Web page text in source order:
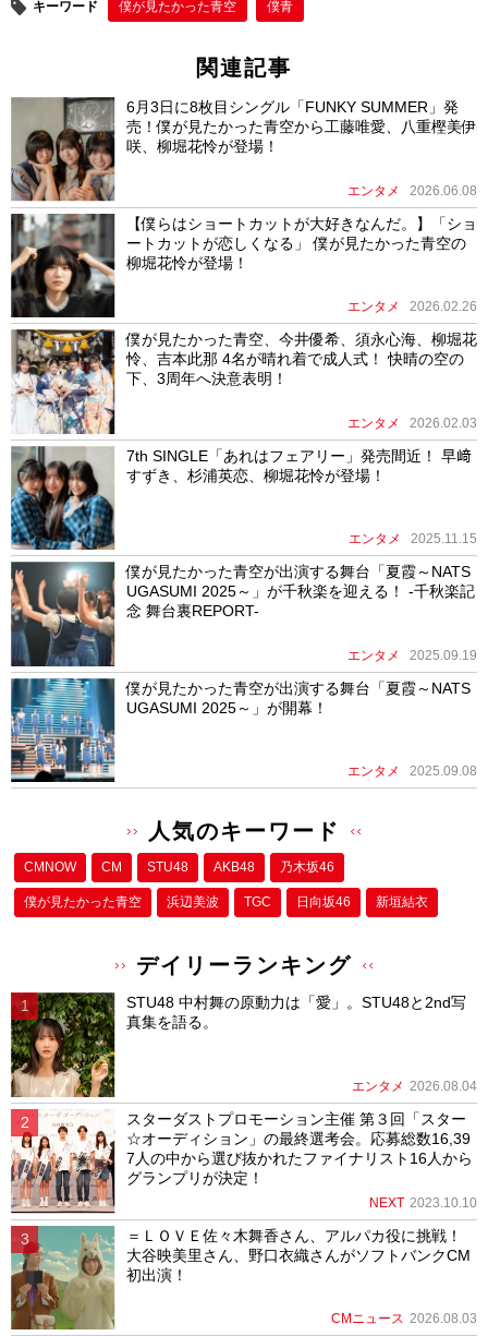
キーワード 僕が⾒たかった⻘空 僕⻘
関連記事
6月3日に8枚目シングル「FUNKY SUMMER」発
売！僕が見たかった青空から工藤唯愛、八重樫美伊
咲、柳堀花怜が登場！
エンタメ 2026.06.08
【僕らはショートカットが大好きなんだ。】「ショ
ートカットが恋しくなる」 僕が見たかった青空の
柳堀花怜が登場！
エンタメ 2026.02.26
僕が見たかった青空、今井優希、須永心海、柳堀花
怜、吉本此那 4名が晴れ着で成人式！ 快晴の空の
下、3周年へ決意表明！
エンタメ 2026.02.03
7th SINGLE「あれはフェアリー」発売間近！ 早﨑
すずき、杉浦英恋、柳堀花怜が登場！
エンタメ 2025.11.15
僕が見たかった青空が出演する舞台「夏霞～NATS
UGASUMI 2025～」が千秋楽を迎える！ -千秋楽記
念 舞台裏REPORT-
エンタメ 2025.09.19
僕が見たかった青空が出演する舞台「夏霞～NATS
UGASUMI 2025～」が開幕！
エンタメ 2025.09.08
人気のキーワード
CMNOW CM STU48 AKB48 乃木坂46
僕が⾒たかった⻘空 浜辺美波 TGC 日向坂46 新垣結衣
デイリーランキング
STU48 中村舞の原動力は「愛」。STU48と2nd写
真集を語る。
エンタメ 2026.08.04
スターダストプロモーション主催 第３回「スター
☆オーディション」の最終選考会。応募総数16,39
7人の中から選び抜かれたファイナリスト16人から
グランプリが決定！
NEXT 2023.10.10
＝ＬＯＶＥ佐々木舞香さん、アルパカ役に挑戦！
大谷映美里さん、野口衣織さんがソフトバンクCM
初出演！
CMニュース 2026.08.03